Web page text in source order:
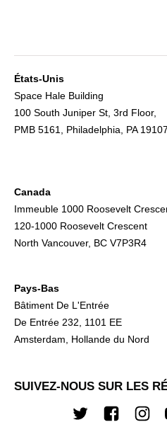
États-Unis
Space Hale Building
100 South Juniper St, 3rd Floor,
PMB 5161, Philadelphia, PA 19107
Canada
Immeuble 1000 Roosevelt
120-1000 Roosevelt Crescent
North Vancouver, BC V7P3R4
Pays-Bas
Bâtiment De L'Entrée
De Entrée 232, 1101 EE
Amsterdam, Hollande du Nord
SUIVEZ-NOUS SUR LES
TwitterFacebook